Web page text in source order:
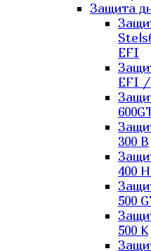
Защита
EFI
EFI /
300 B
400
500
500 K